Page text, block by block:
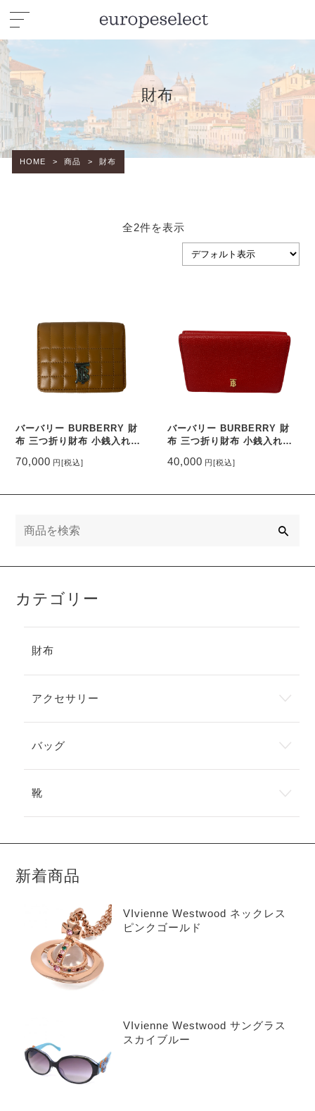
財布
HOME > 商品 > 財布
全2件を表示
バーバリー BURBERRY 財
布 三つ折り財布 小銭入れ付
70,000 円[税込]
バーバリー BURBERRY 財
布 三つ折り財布 小銭入れ付
40,000 円[税込]
カテゴリー
財布
アクセサリー
バッグ
靴
新着商品
VIvienne Westwood ネックレス
ピンクゴールド
VIvienne Westwood サングラス
スカイブルー